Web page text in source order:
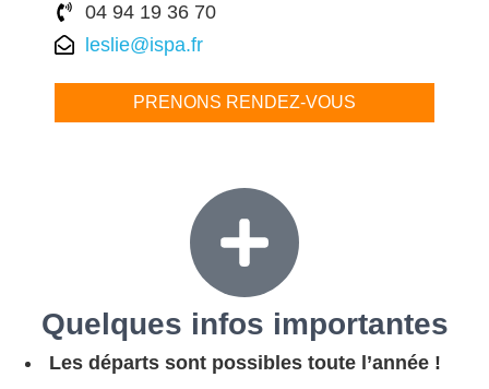
04 94 19 36 70
leslie@ispa.fr
PRENONS RENDEZ-VOUS
Quelques infos importantes
Les départs sont possibles toute l’année !